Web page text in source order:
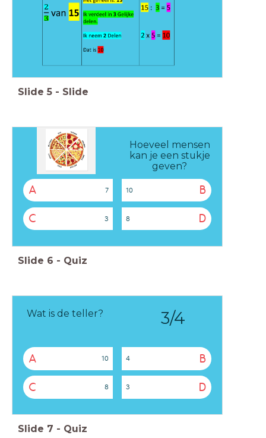
Slide 5 - Slide
Hoeveel mensen
kan je een stukje
geven?
A 7 B
10
C 3 D
8
Slide 6 - Quiz
Wat is de teller? 3/4
A 10 B
4
C 8 D
3
Slide 7 - Quiz